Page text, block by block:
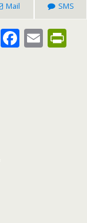
Mail SMS
Pl F E